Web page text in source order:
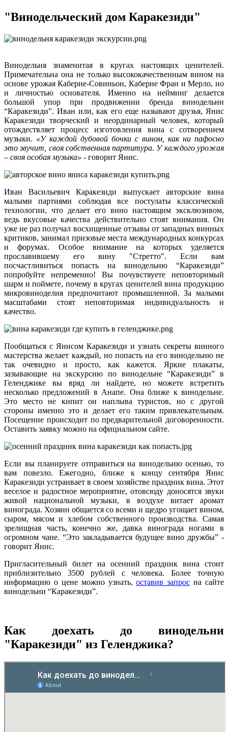
"Винодельческий дом Каракезиди"
Винодельня знаменитая в кругах настоящих ценителей.
Примечательна она не только высококачественным вином на
основе урожая Каберне-Совиньон, Каберне Фран и Мерло, но
и личностью основателя. Именно на нейминг делается
большой упор при продвижении бренда винодельни
“Каракезиди”. Иван или, как его еще называют друзья, Янис
Каракезиди творческий и неординарный человек, который
отождествляет процесс изготовления вина с сотворением
музыки. «У каждой дубовой бочки с вином, как ни пафосно
это звучит, своя собственная партитура. У каждого урожая
– своя особая музыка» - говорит Янис.
Иван Васильевич Каракезиди выпускает авторские вина
малыми партиями соблюдая все постулаты классической
технологии, что делает его вино настоящим эксклюзивом,
ведь вкусовые качества действительно стоят внимания. Он
уже не раз получал восхищенные отзывы от западных винных
критиков, занимал призовые места международных конкурсах
и форумах. Особое внимание на которых уделяется
прославившему его вину "Стретто". Если вам
посчастливиться попасть на винодельню “Каракезиди”
попробуйте непременно! Вы почувствуете неповторимый
шарм и поймете, почему в кругах ценителей вина продукцию
микровиноделия предпочитают промышленной. За малыми
масштабами стоят неповторимая индивидуальность и
качество.
Пообщаться с Янисом Каракезиди и узнать секреты винного
мастерства желает каждый, но попасть на его винодельню не
так очевидно и просто, как кажется. Яркие плакаты,
зазывающие на экскурсию по винодельне “Каракезиди” в
Геленджике вы вряд ли найдете, но можете встретить
несколько предложений в Анапе. Она ближе к винодельне.
Это место не кипит он наплыва туристов, но с другой
стороны именно это и делает его таким привлекательным.
Посещение происходит по предварительной договоренности.
Оставить заявку можно на официальном сайте.
Если вы планируете отправиться на винодельню осенью, то
вам повезло. Ежегодно, ближе к концу сентября Янис
Каракезиди устраивает в своем хозяйстве праздник вина. Этот
веселое и радостное мероприятие, отовсюду доносятся звуки
живой национальной музыки, в воздухе витает аромат
винограда. Хозяин общается со всеми и щедро угощает вином,
сыром, мясом и хлебом собственного производства. Самая
зрелищная часть, конечно же, давка винограда ногами в
огромном чане. “Это закладывается будущее вино дружбы” -
говорит Янис.
Пригласительный билет на осенний праздник вина стоит
приблизительно 3500 рублей с человека. Более точную
информацию о цене можно узнать,оставив запрос на сайте
винодельни “Каракезиди”.
Как доехать до винодельни
"Каракезиди" из Геленджика?